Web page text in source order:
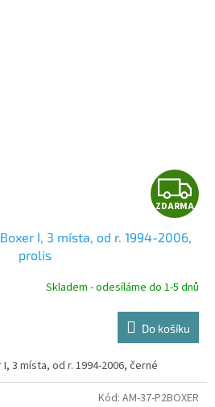
Z
D
R
ZDARMA
I, 3 místa, od r. 1994-2006,
prolis
Skladem - odesíláme do 1-5 dnů
Do košíku
3 místa, od r. 1994-2006, černé
Kód: AM-37-P2BOXER